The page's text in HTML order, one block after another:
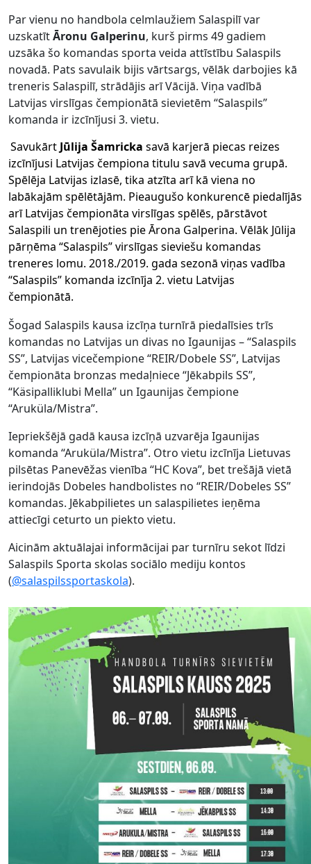
Par vienu no handbola celmlaužiem Salaspilī var
uzskatītĀronu Galperinu, kurš pirms 49 gadiem
uzsāka šo komandas sporta veida attīstību Salaspils
novadā. Pats savulaik bijis vārtsargs, vēlāk darbojies kā
treneris Salaspilī, strādājis arī Vācijā. Viņa vadībā
Latvijas virslīgas čempionātā sievietēm “Salaspils”
komanda ir izcīnījusi 3. vietu.
SavukārtJūlija Šamricka savā karjerā piecas reizes
izcīnījusi Latvijas čempiona titulu savā vecuma grupā.
Spēlēja Latvijas izlasē, tika atzīta arī kā viena no
labākajām spēlētājām. Pieaugušo konkurencē piedalījās
arī Latvijas čempionāta virslīgas spēlēs, pārstāvot
Salaspili un trenējoties pie Ārona Galperina. Vēlāk Jūlija
pārņēma “Salaspils” virslīgas sieviešu komandas
treneres lomu. 2018./2019. gada sezonā viņas vadība
“Salaspils” komanda izcīnīja 2. vietu Latvijas
čempionātā.
Šogad Salaspils kausa izcīņa turnīrā piedalīsies trīs
komandas no Latvijas un divas no Igaunijas – “Salaspils
SS”, Latvijas vicečempione “REIR/Dobele SS”, Latvijas
čempionāta bronzas medaļniece “Jēkabpils SS”,
“Käsipalliklubi Mella” un Igaunijas čempione
“Aruküla/Mistra”.
Iepriekšējā gadā kausa izcīņā uzvarēja Igaunijas
komanda “Aruküla/Mistra”. Otro vietu izcīnīja Lietuvas
pilsētas Panevēžas vienība “HC Kova”, bet trešājā vietā
ierindojās Dobeles handbolistes no “REIR/Dobeles SS”
komandas. Jēkabpilietes un salaspilietes ieņēma
attiecīgi ceturto un piekto vietu.
Aicinām aktuālajai informācijai par turnīru sekot līdzi
Salaspils Sporta skolas sociālo mediju kontos
(@salaspilssportaskola).